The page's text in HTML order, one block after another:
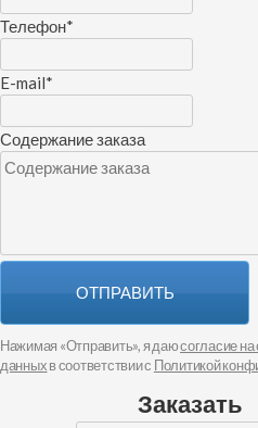
Телефон*
E-mail*
Содержание заказа
ОТПРАВИТЬ
Нажимая «Отправить», я даюсогласие
данныхв соответствии с Политикой
Заказать